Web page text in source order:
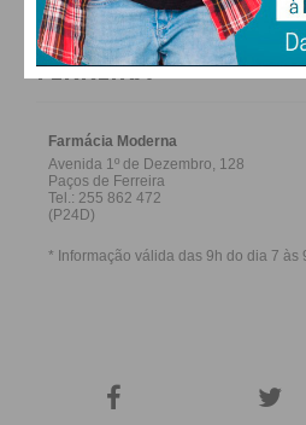
FARMACIAS DE
FERREIRA